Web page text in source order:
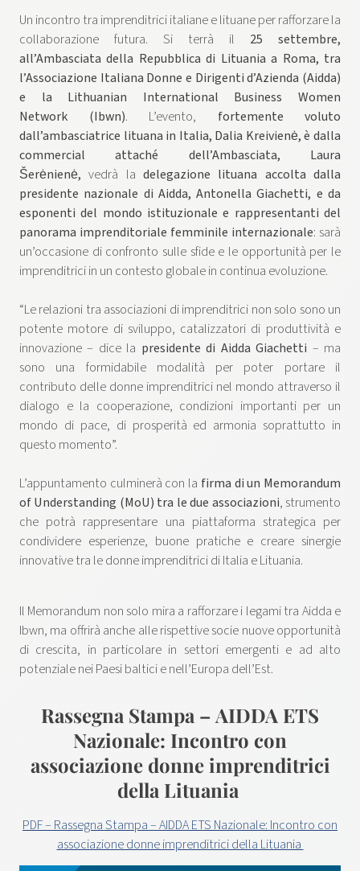
Un incontro tra imprenditrici italiane e lituane per rafforzare la
collaborazione futura. Si terrà il 25 settembre,
all’Ambasciata della Repubblica di Lituania a Roma, tra
l’Associazione Italiana Donne e Dirigenti d’Azienda (Aidda)
e la Lithuanian International Business Women
Network (Ibwn). L’evento, fortemente voluto
dall’ambasciatrice lituana in Italia, Dalia Kreivienė, è dalla
commercial attaché dell’Ambasciata, Laura
Šerėnienė, vedrà la delegazione lituana accolta dalla
presidente nazionale di Aidda, Antonella Giachetti, e da
esponenti del mondo istituzionale e rappresentanti del
panorama imprenditoriale femminile internazionale: sarà
un’occasione di confronto sulle sfide e le opportunità per le
imprenditrici in un contesto globale in continua evoluzione.
“Le relazioni tra associazioni di imprenditrici non solo sono un
potente motore di sviluppo, catalizzatori di produttività e
innovazione – dice la presidente di Aidda Giachetti – ma
sono una formidabile modalità per poter portare il
contributo delle donne imprenditrici nel mondo attraverso il
dialogo e la cooperazione, condizioni importanti per un
mondo di pace, di prosperità ed armonia soprattutto in
questo momento”.
L’appuntamento culminerà con la firma di un Memorandum
of Understanding (MoU) tra le due associazioni, strumento
che potrà rappresentare una piattaforma strategica per
condividere esperienze, buone pratiche e creare sinergie
innovative tra le donne imprenditrici di Italia e Lituania.
Il Memorandum non solo mira a rafforzare i legami tra Aidda e
Ibwn, ma offrirà anche alle rispettive socie nuove opportunità
di crescita, in particolare in settori emergenti e ad alto
potenziale nei Paesi baltici e nell’Europa dell’Est.
Rassegna Stampa – AIDDA ETS
Nazionale: Incontro con
associazione donne imprenditrici
della Lituania
PDF – Rassegna Stampa – AIDDA ETS Nazionale: Incontro con
associazione donne imprenditrici della Lituania